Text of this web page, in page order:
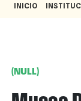
INICIO
(NULL)